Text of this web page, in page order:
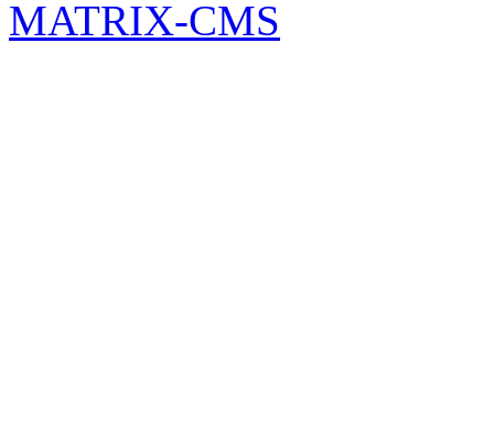
MATRIX-CMS